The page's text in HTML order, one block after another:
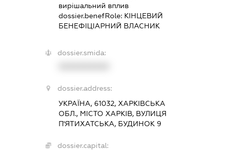
вирішальний вплив
dossier.benefRole: КІНЦЕВИЙ
БЕНЕФІЦІАРНИЙ ВЛАСНИК
dossier.smida:
dossier.address:
УКРАЇНА, 61032, ХАРКІВСЬКА
ОБЛ., МІСТО ХАРКІВ, ВУЛИЦЯ
П'ЯТИХАТСЬКА, БУДИНОК 9
dossier.capital: